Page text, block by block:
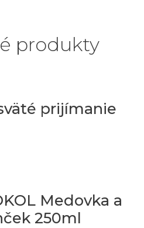
produkty
prijímanie
Medovka a
250ml